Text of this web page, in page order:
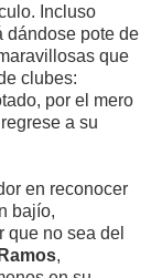
Incluso
dándose pote de
que
clubes:
por el mero
a su
en reconocer
bajío,
que no sea del
,